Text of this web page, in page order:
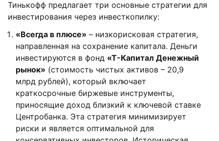
Тинькофф предлагает три основные стратегии для
инвестирования через инвесткопилку:
«Всегда в плюсе» – низкорисковая стратегия,
направленная на сохранение капитала. Деньги
инвестируются в фонд «Т-Капитал Денежный
рынок» (стоимость чистых активов – 20,9
млрд рублей), который включает
краткосрочные биржевые инструменты,
приносящие доход близкий к ключевой ставке
Центробанка. Эта стратегия минимизирует
риски и является оптимальной для